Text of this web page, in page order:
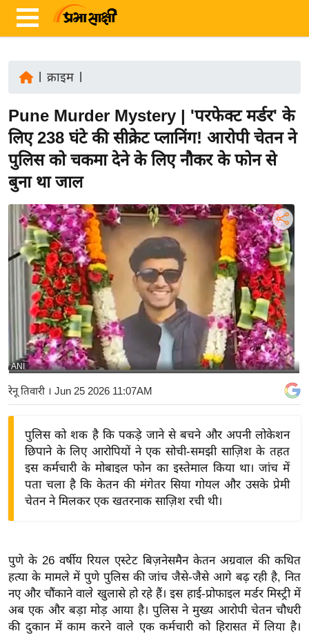
ज़ा
ख
र
रा
ष्ट्री
य
अं
त
बि
ज़
ने
स
द्यो
शे
ष
ज्ञ
रा
य
क्राइम
Pune Murder Mystery | 'परफेक्ट मर्डर' के
लिए 238 घंटे की सीक्रेट प्लानिंग! आरोपी चेतन ने
पुलिस को चकमा देने के लिए नौकर के फोन से
बुना था जाल
ANI
रेनू तिवारी । Jun 25 2026 11:07AM
पुलिस को शक है कि पकड़े जाने से बचने और अपनी लोकेशन
छिपाने के लिए आरोपियों ने एक सोची-समझी साज़िश के तहत
इस कर्मचारी के मोबाइल फोन का इस्तेमाल किया था। जांच में
पता चला है कि केतन की मंगेतर सिया गोयल और उसके प्रेमी
चेतन ने मिलकर एक खतरनाक साज़िश रची थी।
पुणे के 26 वर्षीय रियल एस्टेट बिज़नेसमैन केतन अग्रवाल की कथित
हत्या के मामले में पुणे पुलिस की जांच जैसे-जैसे आगे बढ़ रही है, नित
नए और चौंकाने वाले खुलासे हो रहे हैं। इस हाई-प्रोफाइल मर्डर मिस्ट्री में
अब एक और बड़ा मोड़ आया है। पुलिस ने मुख्य आरोपी चेतन चौधरी
की दुकान में काम करने वाले एक कर्मचारी को हिरासत में लिया है।